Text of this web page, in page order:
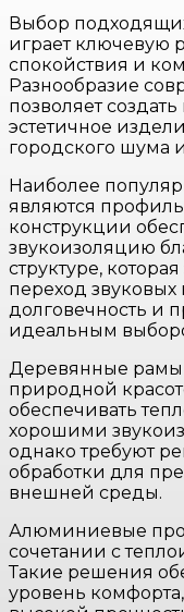
Выбор
играет ключевую
спокойствия и
Разнообразие
позволяет
эстетичное
городского шума
Наиболее
являются
конструкции
звукоизоляцию
структуре,
переход
долговечность и
идеальным
Деревянные рамы
природной
обеспечивать
хорошими
однако требуют
обработки для
внешней среды.
Алюминиевые
сочетании с
Такие решения
уровень